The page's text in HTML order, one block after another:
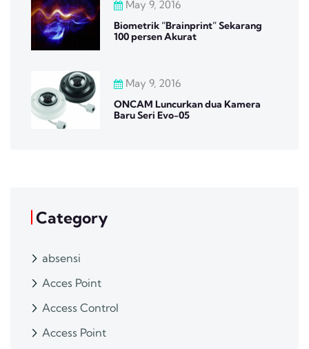
May 9, 2016
Biometrik “Brainprint” Sekarang
100 persen Akurat
May 9, 2016
ONCAM Luncurkan dua Kamera
Baru Seri Evo-05
Category
absensi
Acces Point
Access Control
Access Point